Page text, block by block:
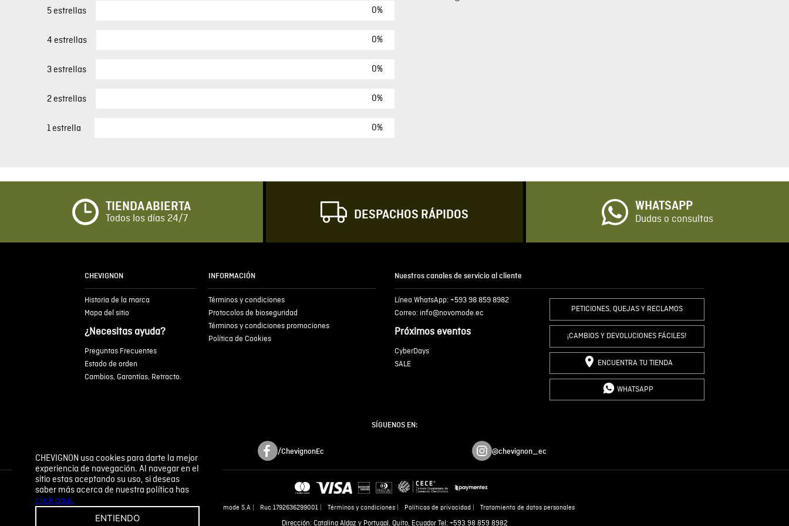
CHEVIGNON usa cookies para darte la mejor
experiencia de navegación. Al navegar en el
sitio estas aceptando su uso, si deseas
saber más acerca de nuestra política has
click aquí.
ENTIENDO
5 estrellas 0%
4 estrellas 0%
3 estrellas 0%
2 estrellas 0%
1 estrella 0%
Escribir comentario
ENVIAR COMENTARIO
TIENDA ABIERTA
Todos los días 24/7 DESPACHOS RÁPIDOS
WHATSAPP
Dudas o consultas
CHEVIGNON
Historia de la marca
Mapa del sitio
¿Necesitas ayuda?
Preguntas Frecuentes
Estado de orden
Cambios, Garantías, Retracto.
INFORMACIÓN
Términos y condiciones
Protocolos de bioseguridad
Términos y condiciones promociones
Política de Cookies
Nuestros canales de servicio al cliente
Línea WhatsApp: +593 98 859 8982
Correo: info@novomode.ec
Próximos eventos
CyberDays
SALE
PETICIONES, QUEJAS Y RECLAMOS
¡CAMBIOS Y DEVOLUCIONES FÁCILES!
ENCUENTRA TU TIENDA
WHATSAPP
SÍGUENOS EN:
/ChevignonEc @chevignon_ec
Novomode S.A Ruc 1792636299001 Términos y condiciones Políticas de privacidad Tratamiento de datos personales
Dirección: Catalina Aldaz y Portugal, Quito, Ecuador Tel: +593 98 859 8982